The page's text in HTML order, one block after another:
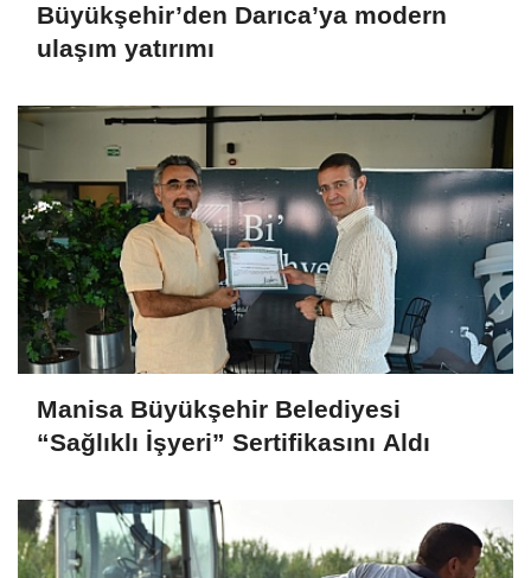
Büyükşehir’den Darıca’ya modern
ulaşım yatırımı
Manisa Büyükşehir Belediyesi
“Sağlıklı İşyeri” Sertifikasını Aldı